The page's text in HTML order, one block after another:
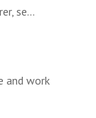
se...
and work